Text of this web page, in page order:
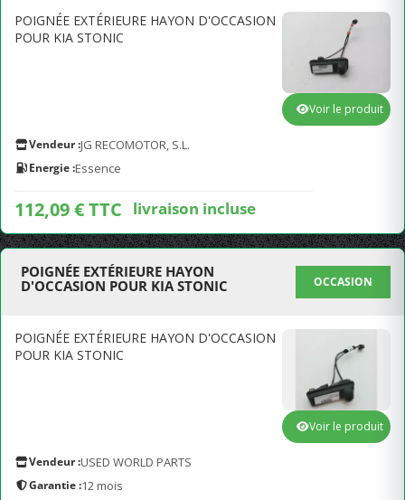
POIGNÉE EXTÉRIEURE HAYON D'OCCASION
POUR KIA STONIC
Vendeur :JG RECOMOTOR, S.L.
Energie :Essence
112,09 € TTC livraison incluse
Voir le produit
POIGNÉE EXTÉRIEURE HAYON
D'OCCASION POUR KIA STONIC
OCCASION
POIGNÉE EXTÉRIEURE HAYON D'OCCASION
POUR KIA STONIC
Vendeur :USED WORLD PARTS
Garantie :12 mois
Voir le produit